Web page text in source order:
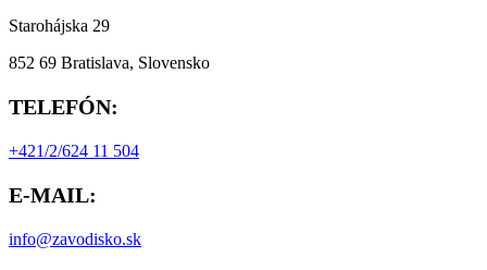
Starohájska 29
852 69 Bratislava, Slovensko
TELEFÓN:
+421/2/624 11 504
E-MAIL:
info@zavodisko.sk